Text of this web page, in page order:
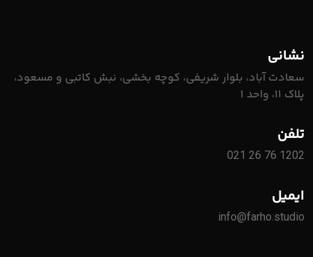
نشانی
سعادت آباد، بلوار شریفی، کوچه بخشی، نبش کاتبی و مسعود،
پلاک ۱۱، واحد ۱
تلفن
021 26 76 1202
ایمیل
info@farho.studio